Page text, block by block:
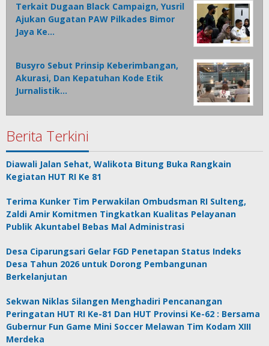
Terkait Dugaan Black Campaign, Yusril
Ajukan Gugatan PAW Pilkades Bimor
Jaya Ke…
Busyro Sebut Prinsip Keberimbangan,
Akurasi, Dan Kepatuhan Kode Etik
Jurnalistik…
Berita Terkini
Diawali Jalan Sehat, Walikota Bitung Buka Rangkain
Kegiatan HUT RI Ke 81
Terima Kunker Tim Perwakilan Ombudsman RI Sulteng,
Zaldi Amir Komitmen Tingkatkan Kualitas Pelayanan
Publik Akuntabel Bebas Mal Administrasi
Desa Ciparungsari Gelar FGD Penetapan Status Indeks
Desa Tahun 2026 untuk Dorong Pembangunan
Berkelanjutan
Sekwan Niklas Silangen Menghadiri Pencanangan
Peringatan HUT RI Ke-81 Dan HUT Provinsi Ke-62 : Bersama
Gubernur Fun Game Mini Soccer Melawan Tim Kodam XIII
Merdeka